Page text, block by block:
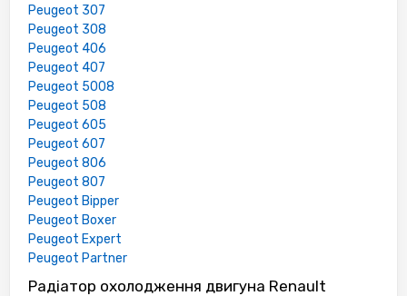
Peugeot 307
Peugeot 308
Peugeot 406
Peugeot 407
Peugeot 5008
Peugeot 508
Peugeot 605
Peugeot 607
Peugeot 806
Peugeot 807
Peugeot Bipper
Peugeot Boxer
Peugeot Expert
Peugeot Partner
Радіатор охолодження двигуна Renault